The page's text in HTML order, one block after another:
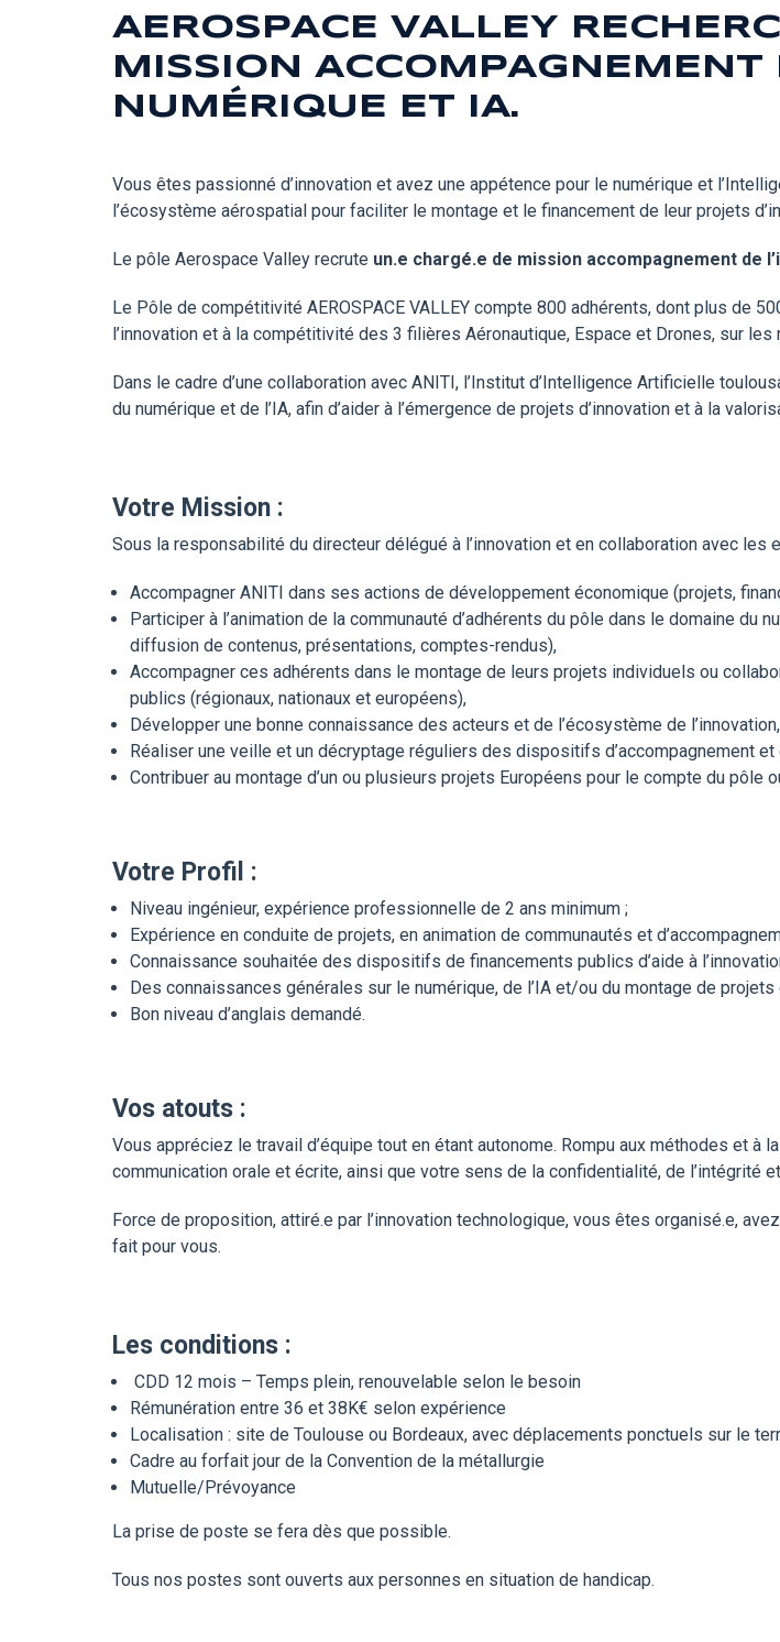
AEROSPACE VALLEY
MISSION ACCOMPAGNEMENT
NUMÉRIQUE ET IA.
Vous êtes passionné d’innovation et avez une appétence pour le numérique et
l’écosystème aérospatial pour faciliter le montage et le financement de leur projets
Le pôle Aerospace Valley recrute un.e chargé.e de mission accompagnement de
Le Pôle de compétitivité AEROSPACE VALLEY compte 800 adhérents, dont plus de
l’innovation et à la compétitivité des 3 filières Aéronautique, Espace et Drones, sur
Dans le cadre d’une collaboration avec ANITI, l’Institut d’Intelligence Artificielle
du numérique et de l’IA, afin d’aider à l’émergence de projets d’innovation et à la
Votre Mission :
Sous la responsabilité du directeur délégué à l’innovation et en collaboration avec
Accompagner ANITI dans ses actions de développement économique (projets,
Participer à l’animation de la communauté d’adhérents du pôle dans le domaine
diffusion de contenus, présentations, comptes-rendus),
Accompagner ces adhérents dans le montage de leurs projets individuels ou
publics (régionaux, nationaux et européens),
Développer une bonne connaissance des acteurs et de l’écosystème de
Réaliser une veille et un décryptage réguliers des dispositifs d’accompagnement et
Contribuer au montage d’un ou plusieurs projets Européens pour le compte du pôle
Votre Profil :
Niveau ingénieur, expérience professionnelle de 2 ans minimum ;
Expérience en conduite de projets, en animation de communautés et
Connaissance souhaitée des dispositifs de financements publics d’aide à
Des connaissances générales sur le numérique, de l’IA et/ou du montage de
Bon niveau d’anglais demandé.
Vos atouts :
Vous appréciez le travail d’équipe tout en étant autonome. Rompu aux méthodes et
communication orale et écrite, ainsi que votre sens de la confidentialité, de l’intégrité et
Force de proposition, attiré.e par l’innovation technologique, vous êtes organisé.e,
fait pour vous.
Les conditions :
CDD 12 mois – Temps plein, renouvelable selon le besoin
Rémunération entre 36 et 38K€ selon expérience
Localisation : site de Toulouse ou Bordeaux, avec déplacements ponctuels sur le
Cadre au forfait jour de la Convention de la métallurgie
Mutuelle/Prévoyance
La prise de poste se fera dès que possible.
Tous nos postes sont ouverts aux personnes en situation de handicap.